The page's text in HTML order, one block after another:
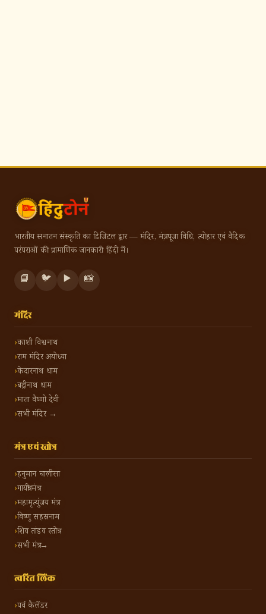
भारतीय सनातन संस्कृति का डिजिटल द्वार — मंदिर, मंत्र, पूजा विधि, त्योहार एवं वैदिक
परंपराओं की प्रामाणिक जानकारी हिंदी में।
📘 🐦 ▶️ 📸
मंदिर
काशी विश्वनाथ
राम मंदिर अयोध्या
केदारनाथ धाम
बद्रीनाथ धाम
माता वैष्णो देवी
सभी मंदिर →
मंत्र एवं स्तोत्र
हनुमान चालीसा
गायत्री मंत्र
महामृत्युंजय मंत्र
विष्णु सहस्रनाम
शिव तांडव स्तोत्र
सभी मंत्र →
त्वरित लिंक
पर्व कैलेंडर